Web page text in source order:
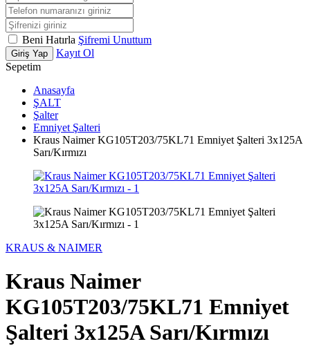
Beni Hatırla Şifremi Unuttum
Giriş Yap
Kayıt Ol
Sepetim
Anasayfa
ŞALT
Şalter
Emniyet Şalteri
Kraus Naimer KG105T203/75KL71 Emniyet Şalteri 3x125A
Sarı/Kırmızı
KRAUS & NAIMER
Kraus Naimer
KG105T203/75KL71 Emniyet
Şalteri 3x125A Sarı/Kırmızı